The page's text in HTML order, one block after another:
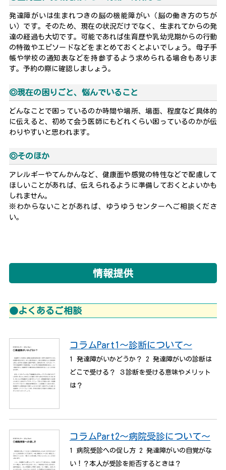
発達障がいは生まれつきの脳の機能障がい（脳の働き方のちが
い）です。そのため、現在の状況だけでなく、生まれてからの発
達の経過も大切です。可能であれば生育歴や乳幼児期からの行動
の特徴やエピソードなどをまとめておくとよいでしょう。母子手
帳や学校の通知表などを持参するよう求められる場合もありま
す。予約の際に確認しましょう。
◎現在の困りごと、悩んでいること
どんなことで困っているのか時間や場所、場面、程度など具体的
に伝えると、初めて会う医師にもどれくらい困っているのかが伝
わりやすいと思われます。
◎そのほか
アレルギーやてんかんなど、健康面や感覚の特性などで配慮して
ほしいことがあれば、伝えられるように準備しておくとよいかも
しれません。
※わからないことがあれば、ゆうゆうセンターへご相談くださ
い。
情報提供
●よくあるご相談
コラムPart1～診断について～
1 発達障がいかどうか？ 2 発達障がいの診断は
どこで受ける？ ３診断を受ける意味やメリット
は？
コラムPart2～病院受診について～
1 病院受診への促し方 2 発達障がいの自覚がな
い！？本人が受診を拒否するときは？